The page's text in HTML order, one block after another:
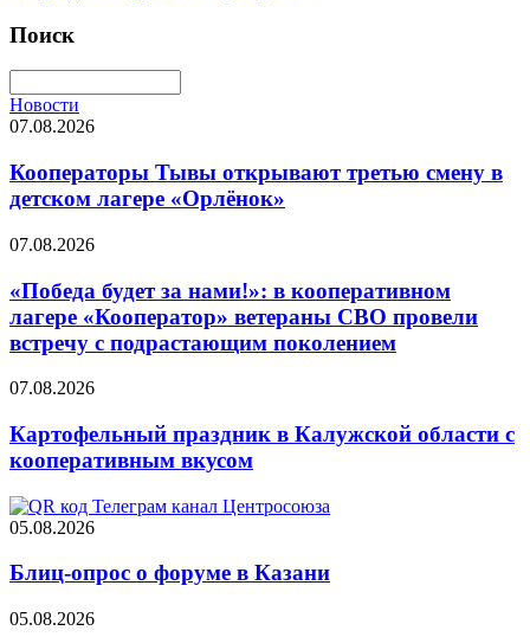
Поиск
Новости
07.08.2026
Кооператоры Тывы открывают третью смену в
детском лагере «Орлёнок»
07.08.2026
«Победа будет за нами!»: в кооперативном
лагере «Кооператор» ветераны СВО провели
встречу с подрастающим поколением
07.08.2026
Картофельный праздник в Калужской области с
кооперативным вкусом
05.08.2026
Блиц-опрос о форуме в Казани
05.08.2026